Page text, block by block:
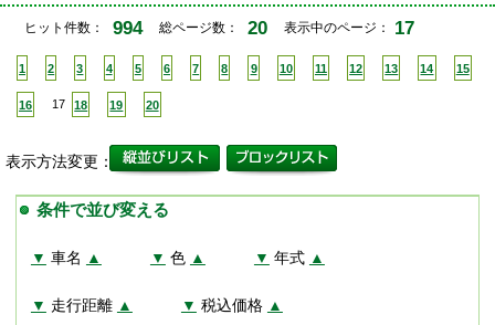
ヒット件数： 994 総ページ数： 20 表示中のページ： 17
1 2 3 4 5 6 7 8 9 10 11 12 13 14 15
16 17 18 19 20
表示方法変更：
条件で並び変える
▼ 車名 ▲ ▼ 色 ▲ ▼ 年式 ▲
▼ 走行距離 ▲ ▼ 税込価格 ▲